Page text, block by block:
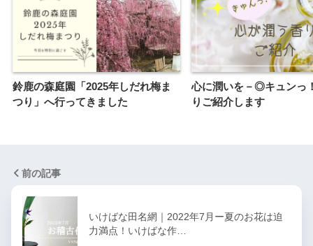
鈴鹿の森庭園「2025年しだれ梅ま
つり」へ行ってきました
心に潤いを－◎キュンっ
りご紹介します
前の記事
いけばな田名網｜2022年7月ー夏のお花は迫
力満点！いけばな作…